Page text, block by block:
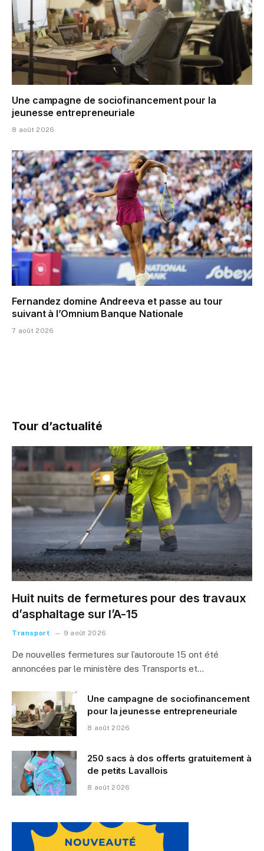
Une campagne de sociofinancement pour la
jeunesse entrepreneuriale
8 août 2026
Fernandez domine Andreeva et passe au tour
suivant à l’Omnium Banque Nationale
7 août 2026
Tour d’actualité
Huit nuits de fermetures pour des travaux
d’asphaltage sur l’A-15
Transport 9 août 2026
De nouvelles fermetures sur l’autoroute 15 ont été
annoncées par le ministère des Transports et…
Une campagne de sociofinancement
pour la jeunesse entrepreneuriale
8 août 2026
250 sacs à dos offerts gratuitement à
de petits Lavallois
8 août 2026